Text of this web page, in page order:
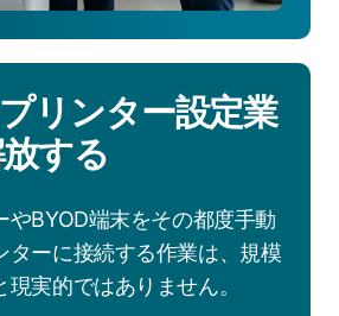
リンター設定業
する
やBYOD端末をその都度手動
ターに接続する作業は、規模
実的ではありません。